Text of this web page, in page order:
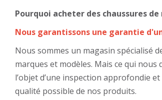
Pourquoi acheter des chaussures
Nous garantissons une garantie
Nous sommes un magasin spécialisé
marques et modèles. Mais ce qui
l’objet d’une inspection approfondie
qualité possible de nos produits.